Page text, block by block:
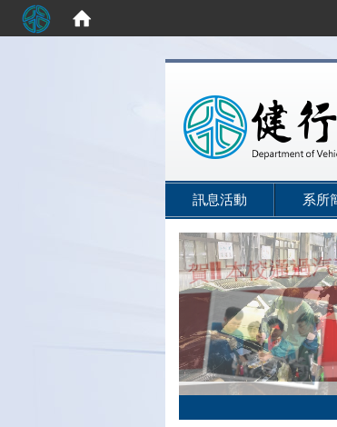
訊息活動 系所